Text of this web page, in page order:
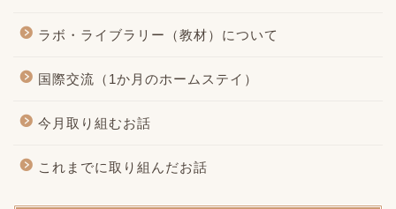
ラボ・ライブラリー（教材）について
国際交流（1か月のホームステイ）
今月取り組むお話
これまでに取り組んだお話